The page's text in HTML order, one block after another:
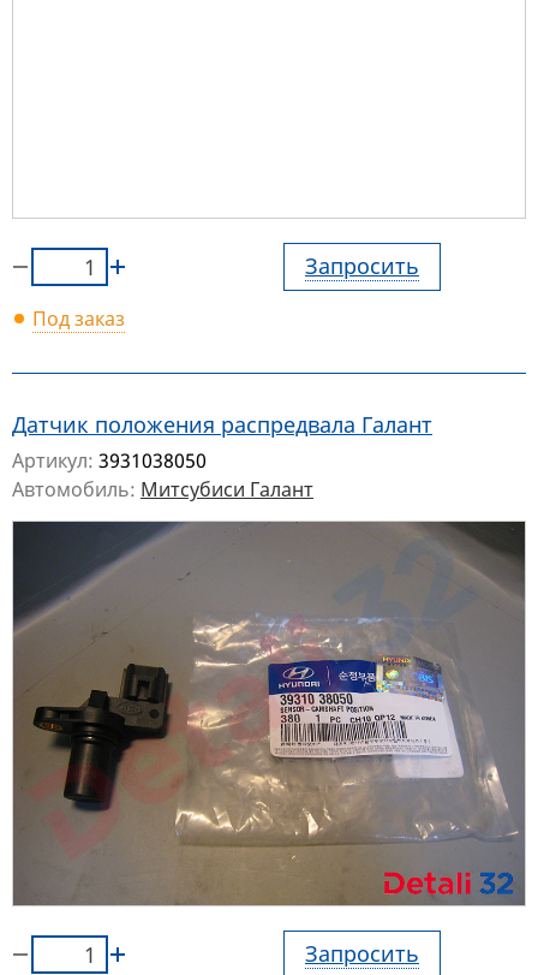
Запросить
Под заказ
Датчик положения распредвала Галант
Артикул: 3931038050
Автомобиль: Митсубиси Галант
Запросить